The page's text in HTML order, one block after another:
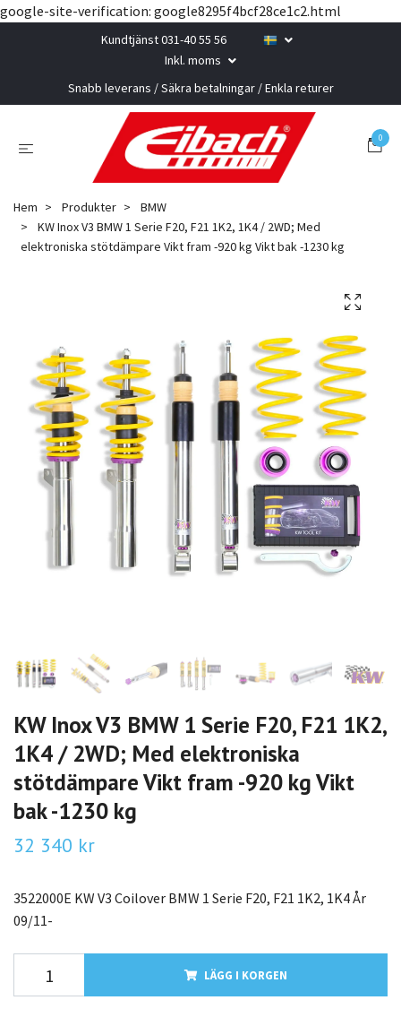
google-site-verification: google8295f4bcf28ce1c2.html
Kundtjänst 031-40 55 56
Inkl. moms
Snabb leverans / Säkra betalningar / Enkla returer
0
Hem Produkter
BMW
KW Inox V3 BMW 1 Serie F20, F21 1K2, 1K4 / 2WD; Med
elektroniska stötdämpare Vikt fram -920 kg Vikt bak -1230 kg
KW Inox V3 BMW 1 Serie F20, F21 1K2,
1K4 / 2WD; Med elektroniska
stötdämpare Vikt fram -920 kg Vikt
bak -1230 kg
32 340 kr
3522000E KW V3 Coilover BMW 1 Serie F20, F21 1K2, 1K4 År
09/11-
LÄGG I KORGEN